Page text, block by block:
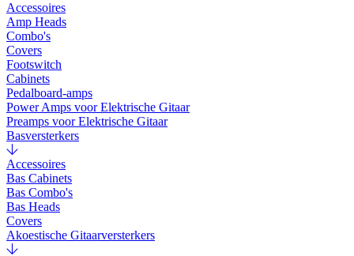
Accessoires
Amp Heads
Combo's
Covers
Footswitch
Cabinets
Pedalboard-amps
Power Amps voor Elektrische Gitaar
Preamps voor Elektrische Gitaar
Basversterkers
Accessoires
Bas Cabinets
Bas Combo's
Bas Heads
Covers
Akoestische Gitaarversterkers